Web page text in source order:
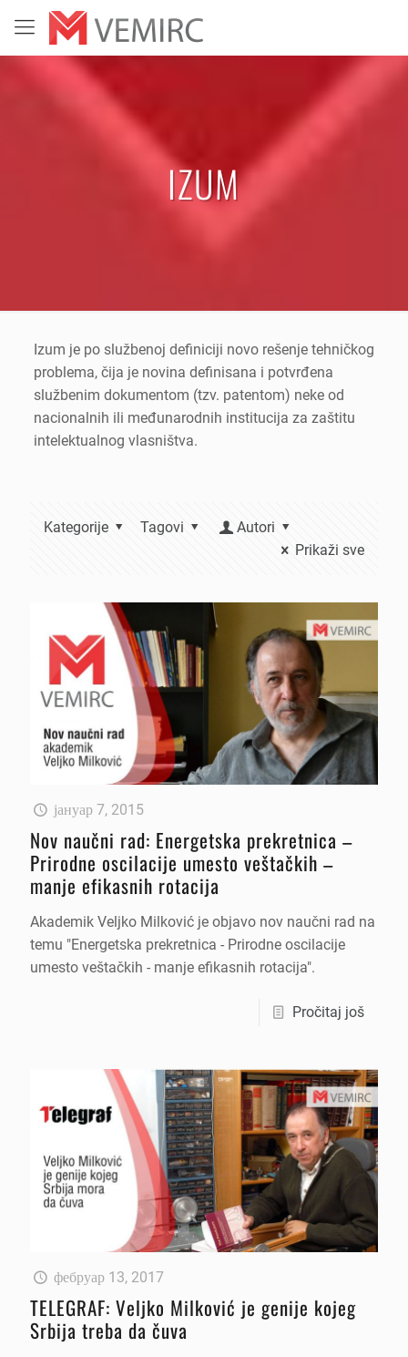
IZUM
Izum je po službenoj definiciji novo rešenje tehničkog
problema, čija je novina definisana i potvrđena
službenim dokumentom (tzv. patentom) neke od
nacionalnih ili međunarodnih institucija za zaštitu
intelektualnog vlasništva.
Kategorije Tagovi
Autori
Prikaži sve
јануар 7, 2015
Nov naučni rad: Energetska prekretnica –
Prirodne oscilacije umesto veštačkih –
manje efikasnih rotacija
Akademik Veljko Milković je objavo nov naučni rad na
temu "Energetska prekretnica - Prirodne oscilacije
umesto veštačkih - manje efikasnih rotacija".
Pročitaj još
фебруар 13, 2017
TELEGRAF: Veljko Milković je genije kojeg
Srbija treba da čuva